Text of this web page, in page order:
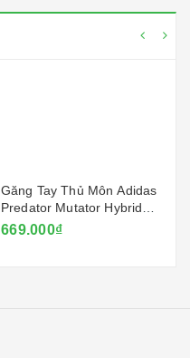
Găng Tay Thủ Môn Adidas
Predator Mutator Hybrid
2025 - Trắng
669.000₫